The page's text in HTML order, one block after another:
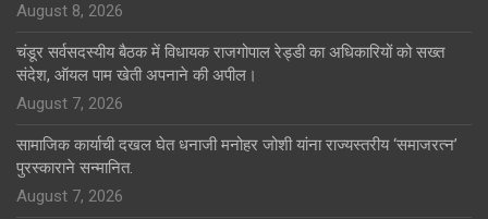
August 8, 2026
चंडूर सर्वसदस्यीय बैठक में विधायक राजगोपाल रेड्डी का अधिकारियों को सख्त
संदेश, ऑयल पाम खेती अपनाने की अपील।
August 7, 2026
सामाजिक कार्याची दखल घेत धनाजी मनोहर जोशी यांना राज्यस्तरीय ‘समाजरत्न’
पुरस्काराने सन्मानित.
August 7, 2026